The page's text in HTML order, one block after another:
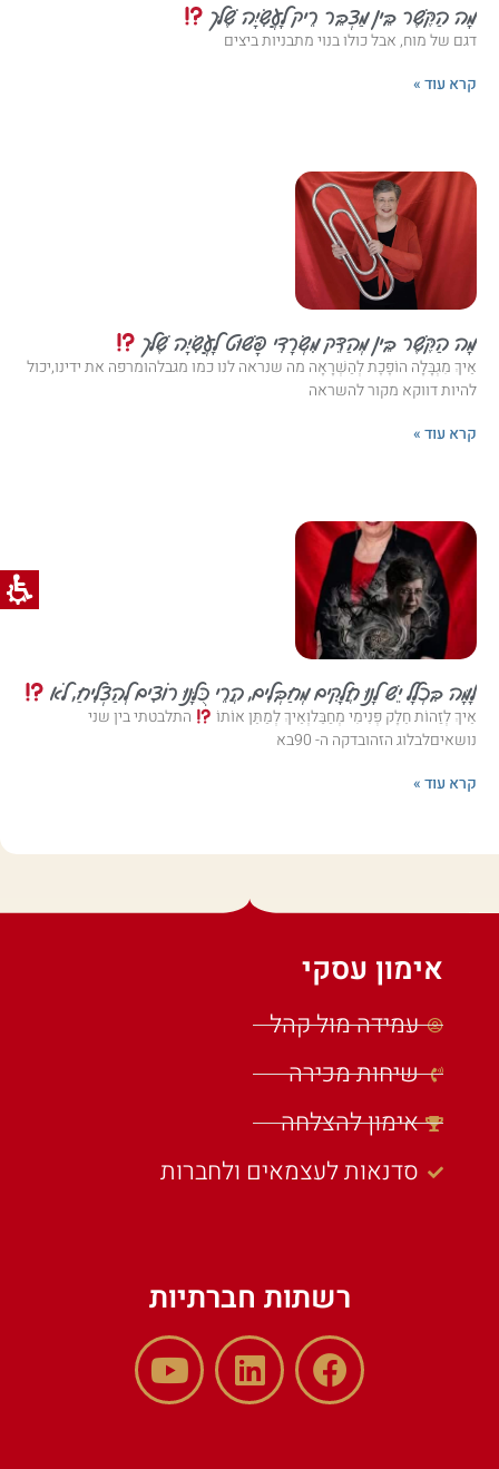
מָה הַקֶּשֶׁר בֵּין מַצְבֵּר רֵיק לָעֲשִׂיָּה שֶׁלּך
דגם של מוח, אבל כולו בנוי מתבניות ביצים
קרא עוד »
מָה הַקֶּשֶׁר בֵּין מְהַדֵּק מִשְׂרָדִי פָּשׁוּט לָעֲשִׂיָּה שֶׁלּך
אֵיךְ מִגְבָּלָה הוֹפֶכֶת לְהַשְׁרָאָה מה שנראה לנו כמו מגבלהומרפה את ידינו,יכול
להיות דווקא מקור להשראה
קרא עוד »
לָמָּה בִּכְלָל יֵשׁ לָנוּ חֲלָקִים מְחַבְּלִים, הֲרֵי כֻּלָּנוּ רוֹצִים לְהַצְלִיחַ, לֹא
אֵיךְ לְזַהוֹת חֵלֶק פְּנִימִי מְחַבֵּלוְאֵיךְ לְמַתֵּן אוֹתוֹ
התלבטתי בין שני
נושאיםלבלוג הזהובדקה ה- 90בא
קרא עוד »
אימון עסקי
עמידה מול קהל
שיחות מכירה
אימון להצלחה
סדנאות לעצמאים ולחברות
רשתות חברתיות